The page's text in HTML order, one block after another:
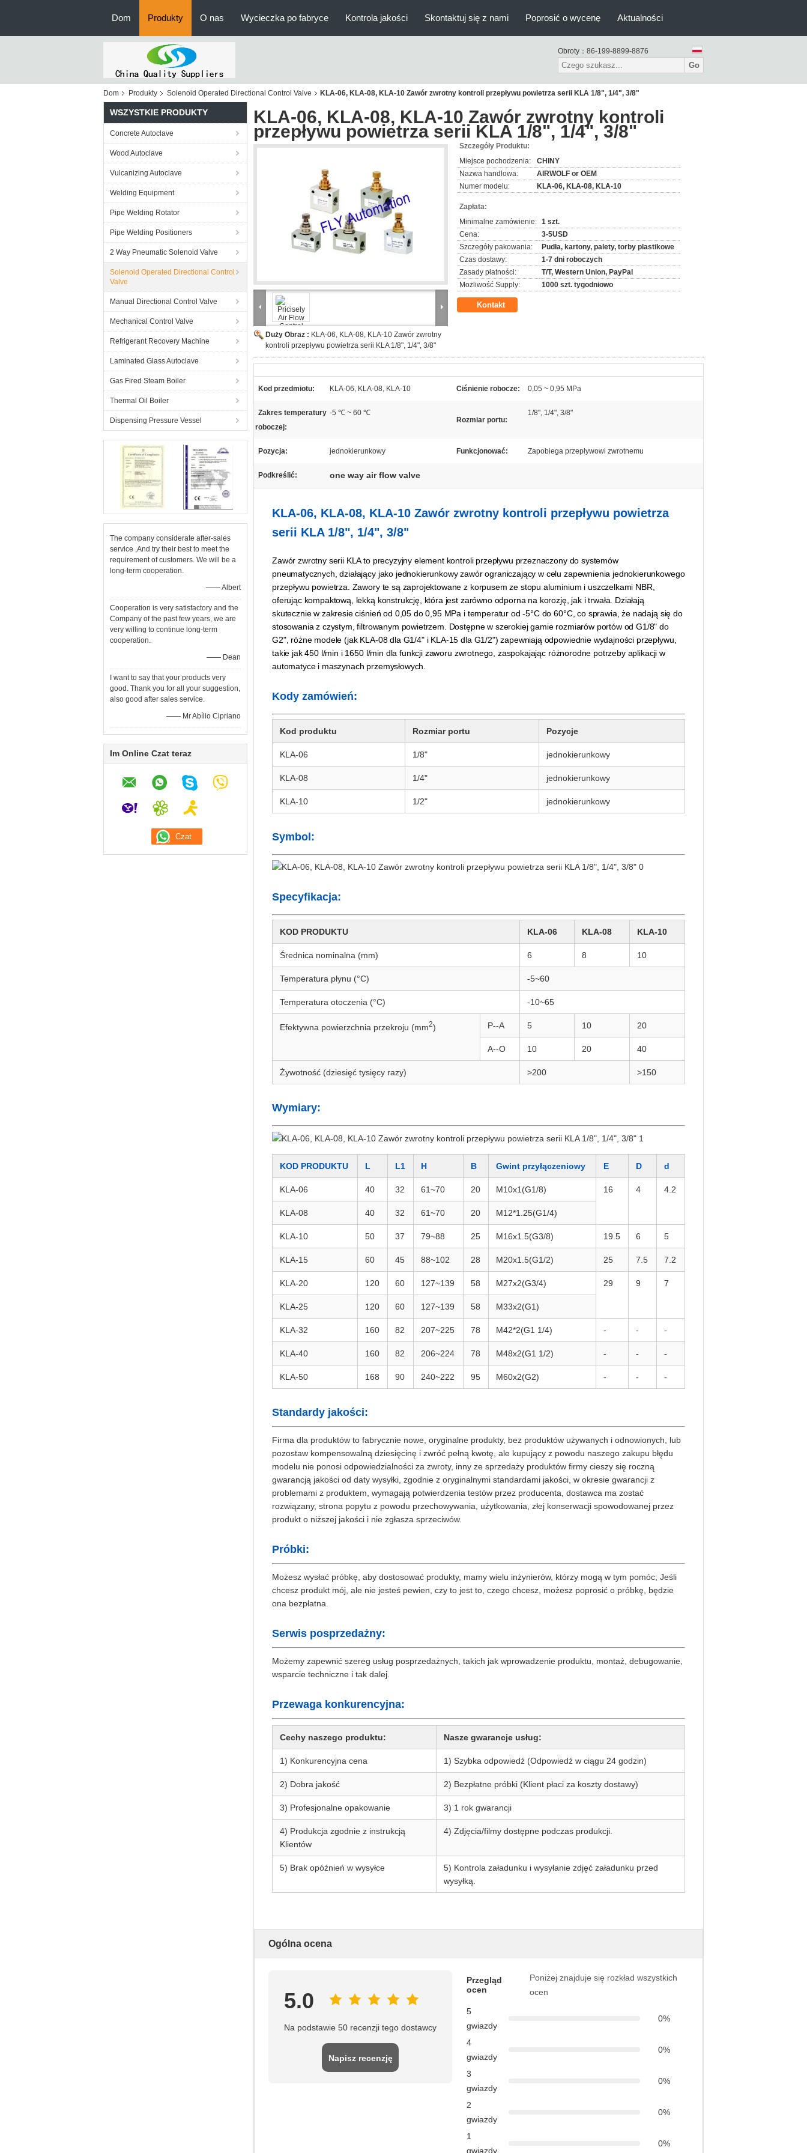
Dom Produkty O nas Wycieczka po fabryce Kontrola jakości Skontaktuj się z nami Poprosić o wycenę Aktualności
Obroty： 86-199-8899-8876
Go
Dom Produkty Solenoid Operated Directional Control Valve KLA-06, KLA-08, KLA-10 Zawór zwrotny kontroli przepływu powietrza serii KLA 1/8", 1/4", 3/8"
WSZYSTKIE PRODUKTY
Concrete Autoclave
Wood Autoclave
Vulcanizing Autoclave
Welding Equipment
Pipe Welding Rotator
Pipe Welding Positioners
2 Way Pneumatic Solenoid Valve
Solenoid Operated Directional Control
Valve
Manual Directional Control Valve
Mechanical Control Valve
Refrigerant Recovery Machine
Laminated Glass Autoclave
Gas Fired Steam Boiler
Thermal Oil Boiler
Dispensing Pressure Vessel
The company considerate after-sales
service ,And try their best to meet the
requirement of customers. We will be a
long-term cooperation.
—— Albert
Cooperation is very satisfactory and the
Company of the past few years, we are
very willing to continue long-term
cooperation.
—— Dean
I want to say that your products very
good. Thank you for all your suggestion,
also good after sales service.
—— Mr Abílio Cipriano
Im Online Czat teraz
KLA-06, KLA-08, KLA-10 Zawór zwrotny kontroli
przepływu powietrza serii KLA 1/8", 1/4", 3/8"
Duży Obraz : KLA-06, KLA-08, KLA-10 Zawór zwrotny
kontroli przepływu powietrza serii KLA 1/8", 1/4", 3/8"
Szczegóły Produktu:
Miejsce pochodzenia:
CHINY
Nazwa handlowa:
AIRWOLF or OEM
Numer modelu:
KLA-06, KLA-08, KLA-10
Zapłata:
Minimalne zamówienie: 1 szt.
Cena:
3-5USD
Szczegóły pakowania:
Pudła, kartony, palety, torby plastikowe
Czas dostawy:
1-7 dni roboczych
Zasady płatności:
T/T, Western Union, PayPal
Możliwość Supply:
1000 szt. tygodniowo
Kontakt
Kod przedmiotu: KLA-06, KLA-08, KLA-10 Ciśnienie robocze: 0,05 ~ 0,95 MPa
Zakres temperatury
roboczej:
-5 ℃ ~ 60 ℃
Rozmiar portu:
1/8", 1/4", 3/8"
Pozycja: jednokierunkowy Funkcjonować: Zapobiega przepływowi zwrotnemu
Podkreślić: one way air flow valve
KLA-06, KLA-08, KLA-10 Zawór zwrotny kontroli przepływu powietrza
serii KLA 1/8", 1/4", 3/8"
Zawór zwrotny serii KLA to precyzyjny element kontroli przepływu przeznaczony do systemów
pneumatycznych, działający jako jednokierunkowy zawór ograniczający w celu zapewnienia jednokierunkowego
przepływu powietrza. Zawory te są zaprojektowane z korpusem ze stopu aluminium i uszczelkami NBR,
oferując kompaktową, lekką konstrukcję, która jest zarówno odporna na korozję, jak i trwała. Działają
skutecznie w zakresie ciśnień od 0,05 do 0,95 MPa i temperatur od -5°C do 60°C, co sprawia, że nadają się do
stosowania z czystym, filtrowanym powietrzem. Dostępne w szerokiej gamie rozmiarów portów od G1/8" do
G2", różne modele (jak KLA-08 dla G1/4" i KLA-15 dla G1/2") zapewniają odpowiednie wydajności przepływu,
takie jak 450 l/min i 1650 l/min dla funkcji zaworu zwrotnego, zaspokajając różnorodne potrzeby aplikacji w
automatyce i maszynach przemysłowych.
Kody zamówień:
Kod produktu Rozmiar portu Pozycje
KLA-06 1/8" jednokierunkowy
KLA-08 1/4" jednokierunkowy
KLA-10 1/2" jednokierunkowy
Symbol:
Specyfikacja:
KOD PRODUKTU KLA-06 KLA-08 KLA-10
Średnica nominalna (mm) 6 8 10
Temperatura płynu (°C) -5~60
Temperatura otoczenia (°C) -10~65
Efektywna powierzchnia przekroju (mm2) P--A 5 10 20
A--O 10 20 40
Żywotność (dziesięć tysięcy razy) >200 >150
Wymiary:
KOD PRODUKTU L L1 H B Gwint przyłączeniowy E D d
KLA-06 40 32 61~70 20 M10x1(G1/8) 16 4 4.2
KLA-08 40 32 61~70 20 M12*1.25(G1/4)
KLA-10 50 37 79~88 25 M16x1.5(G3/8) 19.5 6 5
KLA-15 60 45 88~102 28 M20x1.5(G1/2) 25 7.5 7.2
KLA-20 120 60 127~139 58 M27x2(G3/4) 29 9 7
KLA-25 120 60 127~139 58 M33x2(G1)
KLA-32 160 82 207~225 78 M42*2(G1 1/4) - - -
KLA-40 160 82 206~224 78 M48x2(G1 1/2) - - -
KLA-50 168 90 240~222 95 M60x2(G2) - - -
Standardy jakości:
Firma dla produktów to fabrycznie nowe, oryginalne produkty, bez produktów używanych i odnowionych, lub
pozostaw kompensowalną dziesięcinę i zwróć pełną kwotę, ale kupujący z powodu naszego zakupu błędu
modelu nie ponosi odpowiedzialności za zwroty, inny ze sprzedaży produktów firmy cieszy się roczną
gwarancją jakości od daty wysyłki, zgodnie z oryginalnymi standardami jakości, w okresie gwarancji z
problemami z produktem, wymagają potwierdzenia testów przez producenta, dostawca ma zostać
rozwiązany, strona popytu z powodu przechowywania, użytkowania, złej konserwacji spowodowanej przez
produkt o niższej jakości i nie zgłasza sprzeciwów.
Próbki:
Możesz wysłać próbkę, aby dostosować produkty, mamy wielu inżynierów, którzy mogą w tym pomóc; Jeśli
chcesz produkt mój, ale nie jesteś pewien, czy to jest to, czego chcesz, możesz poprosić o próbkę, będzie
ona bezpłatna.
Serwis posprzedażny:
Możemy zapewnić szereg usług posprzedażnych, takich jak wprowadzenie produktu, montaż, debugowanie,
wsparcie techniczne i tak dalej.
Przewaga konkurencyjna:
Cechy naszego produktu: Nasze gwarancje usług:
1) Konkurencyjna cena 1) Szybka odpowiedź (Odpowiedź w ciągu 24 godzin)
2) Dobra jakość 2) Bezpłatne próbki (Klient płaci za koszty dostawy)
3) Profesjonalne opakowanie 3) 1 rok gwarancji
4) Produkcja zgodnie z instrukcją
Klientów
4) Zdjęcia/filmy dostępne podczas produkcji.
5) Brak opóźnień w wysyłce
5) Kontrola załadunku i wysyłanie zdjęć załadunku przed
wysyłką.
Ogólna ocena
5.0
Na podstawie 50 recenzji tego dostawcy
Napisz recenzję
Przegląd
ocen
Poniżej znajduje się rozkład wszystkich
ocen
5
gwiazdy
0%
4
gwiazdy
0%
3
gwiazdy
0%
2
gwiazdy
0%
1
gwiazdy
0%